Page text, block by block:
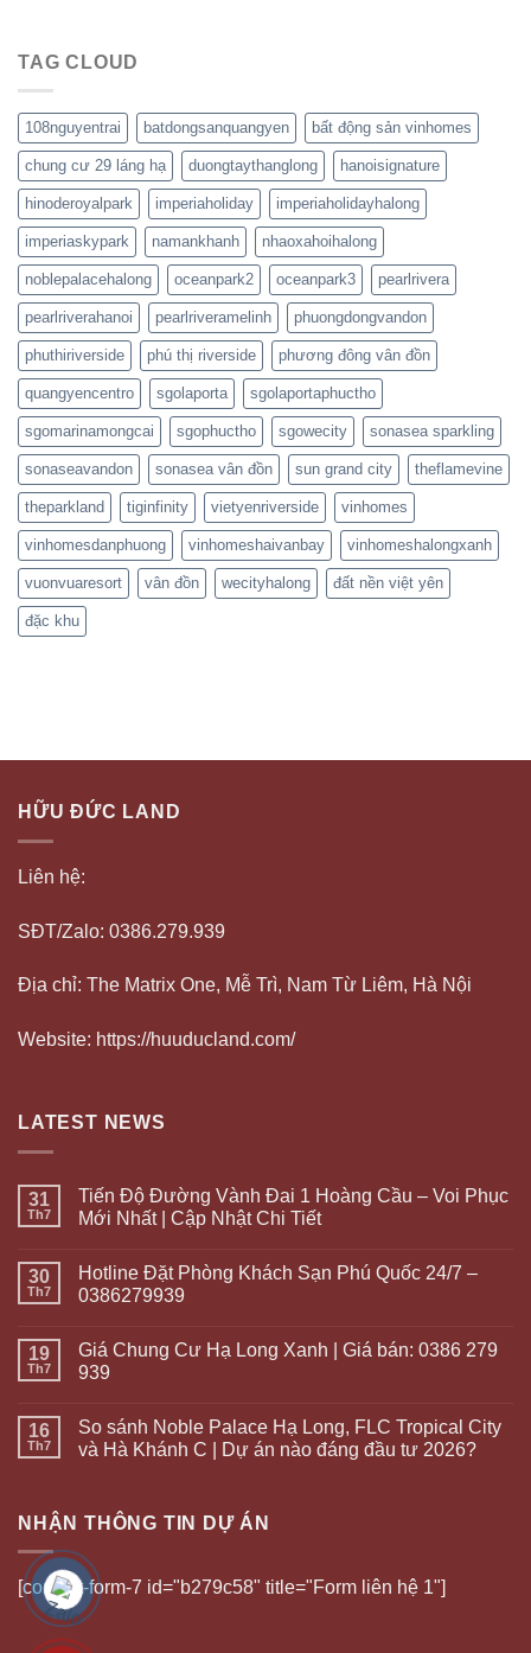
TAG CLOUD
108nguyentrai batdongsanquangyen bất động sản vinhomes
chung cư 29 láng hạ duongtaythanglong hanoisignature
hinoderoyalpark imperiaholiday imperiaholidayhalong
imperiaskypark namankhanh nhaoxahoihalong
noblepalacehalong oceanpark2 oceanpark3 pearlrivera
pearlriverahanoi pearlriveramelinh phuongdongvandon
phuthiriverside phú thị riverside phương đông vân đồn
quangyencentro sgolaporta sgolaportaphuctho
sgomarinamongcai sgophuctho sgowecity sonasea sparkling
sonaseavandon sonasea vân đồn sun grand city theflamevine
theparkland tiginfinity vietyenriverside vinhomes
vinhomesdanphuong vinhomeshaivanbay vinhomeshalongxanh
vuonvuaresort vân đồn wecityhalong đất nền việt yên
đặc khu
HỮU ĐỨC LAND
Liên hệ:
SĐT/Zalo: 0386.279.939
Địa chỉ: The Matrix One, Mễ Trì, Nam Từ Liêm, Hà Nội
Website: https://huuducland.com/
LATEST NEWS
31
Th7
Tiến Độ Đường Vành Đai 1 Hoàng Cầu – Voi Phục
Mới Nhất | Cập Nhật Chi Tiết
30
Th7
Hotline Đặt Phòng Khách Sạn Phú Quốc 24/7 –
0386279939
19
Th7
Giá Chung Cư Hạ Long Xanh | Giá bán: 0386 279
939
16
Th7
So sánh Noble Palace Hạ Long, FLC Tropical City
và Hà Khánh C | Dự án nào đáng đầu tư 2026?
NHẬN THÔNG TIN DỰ ÁN
[contact-form-7 id="b279c58" title="Form liên hệ 1"]